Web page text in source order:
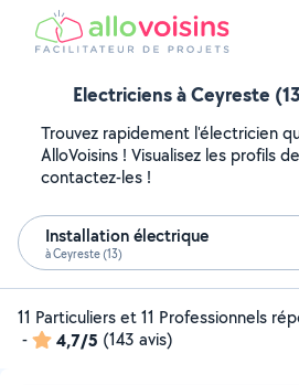
Electriciens à Ceyreste
Trouvez rapidement l'électricien
AlloVoisins ! Visualisez les profils
contactez-les !
Installation électrique
à Ceyreste (13)
11 Particuliers et 11 Professionnels
-
4,7/5 (143 avis)